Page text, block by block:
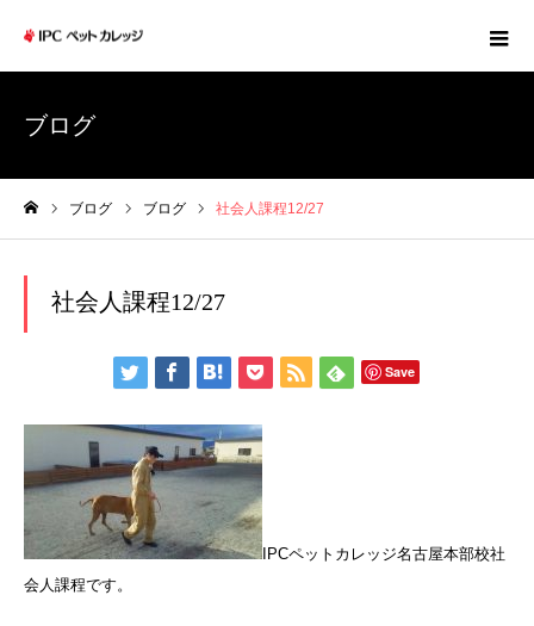
ブログ
ブログ ブログ 社会人課程12/27
社会人課程12/27
Save
IPCペットカレッジ名古屋本部校社
会人課程です。